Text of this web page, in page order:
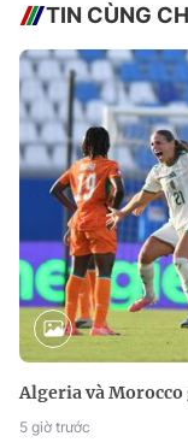
TIN CÙNG
Algeria và Morocco
5 giờ trước